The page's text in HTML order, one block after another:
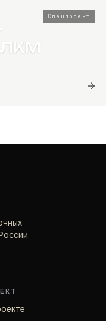
Спецпроект
ЛКМ